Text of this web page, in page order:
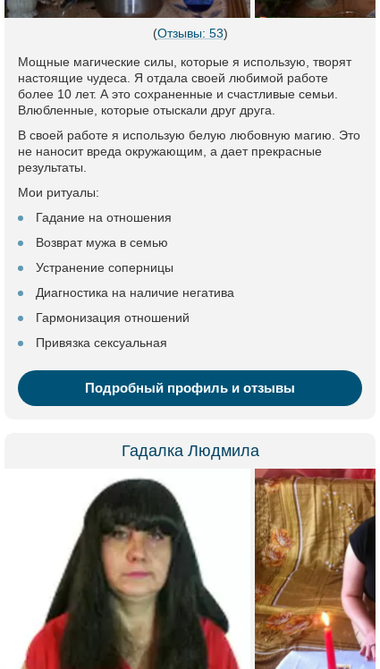
(Отзывы: 53)
Мощные магические силы, которые я использую, творят
настоящие чудеса. Я отдала своей любимой работе
более 10 лет. А это сохраненные и счастливые семьи.
Влюбленные, которые отыскали друг друга.
В своей работе я использую белую любовную магию. Это
не наносит вреда окружающим, а дает прекрасные
результаты.
Мои ритуалы:
Гадание на отношения
Возврат мужа в семью
Устранение соперницы
Диагностика на наличие негатива
Гармонизация отношений
Привязка сексуальная
Подробный профиль и отзывы
Гадалка Людмила